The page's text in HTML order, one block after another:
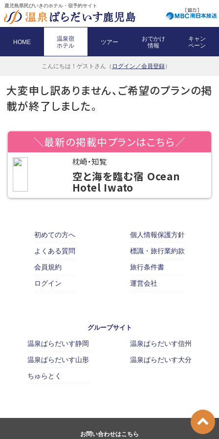
鹿児島県民びいきのホテル・宿予約サイト
HOME
温泉宿
ホテル
ツアー
おでかけ
情報
キャン
ペーン
こんにちは！ ゲストさん（ ログイン／会員登録）
大変申し訳ありません、ご希望のプランの掲
載が終了しました。
＼最新の掲載中プランはこちら／
枕崎・知覧
空と海を臨む宿 Ocean
Hotel Iwato
初めての方へ
よくある質問
会員規約
ログイン
個人情報保護方針
標識・旅行業約款
旅行条件書
運営会社
グループサイト
温泉ぱらだいす静岡
温泉ぱらだいす山形
ちゅらとく
温泉ぱらだいす信州
温泉ぱらだいす大分
お問い合わせはこちら